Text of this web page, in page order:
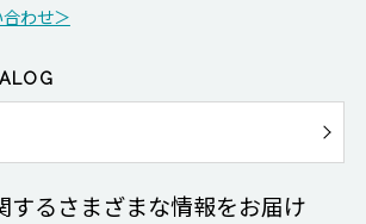
わせ＞
するさまざまな情報をお届け